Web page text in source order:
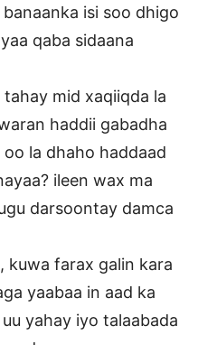
isi soo dhigo
qaba sidaana
tahay mid xaqiiqda la
haddii gabadha
oo la dhaho haddaad
ileen wax ma
darsoontay damca
kuwa farax galin kara
yaabaa in aad ka
yahay iyo talaabada